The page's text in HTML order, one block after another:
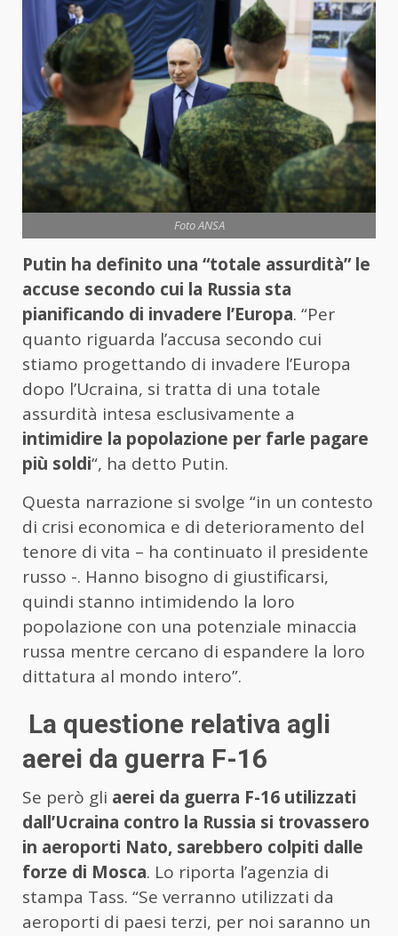
Foto ANSA
Putin ha definito una “totale assurdità” le
accuse secondo cui la Russia sta
pianificando di invadere l’Europa. “Per
quanto riguarda l’accusa secondo cui
stiamo progettando di invadere l’Europa
dopo l’Ucraina, si tratta di una totale
assurdità intesa esclusivamente a
intimidire la popolazione per farle pagare
più soldi“, ha detto Putin.
Questa narrazione si svolge “in un contesto
di crisi economica e di deterioramento del
tenore di vita – ha continuato il presidente
russo -. Hanno bisogno di giustificarsi,
quindi stanno intimidendo la loro
popolazione con una potenziale minaccia
russa mentre cercano di espandere la loro
dittatura al mondo intero”.
La questione relativa agli
aerei da guerra F-16
Se però gli aerei da guerra F-16 utilizzati
dall’Ucraina contro la Russia si trovassero
in aeroporti Nato, sarebbero colpiti dalle
forze di Mosca. Lo riporta l’agenzia di
stampa Tass. “Se verranno utilizzati da
aeroporti di paesi terzi, per noi saranno un